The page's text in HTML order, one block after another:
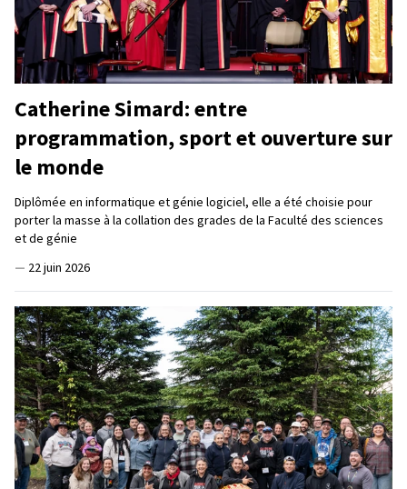
Catherine Simard: entre
programmation, sport et ouverture sur
le monde
Diplômée en informatique et génie logiciel, elle a été choisie pour
porter la masse à la collation des grades de la Faculté des sciences
et de génie
— 22 juin 2026